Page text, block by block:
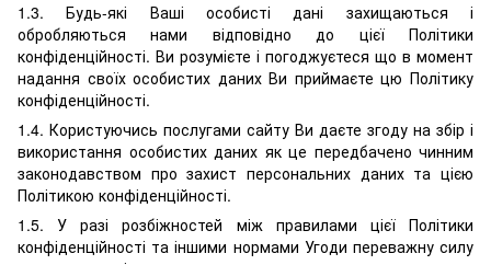
1.3. Будь-які Ваші особисті дані захищаються і
обробляються нами відповідно до цієї Політики
конфіденційності. Ви розумієте і погоджуєтеся що в момент
надання своїх особистих даних Ви приймаєте цю Політику
конфіденційності.
1.4. Користуючись послугами сайту Ви даєте згоду на збір і
використання особистих даних як це передбачено чинним
законодавством про захист персональних даних та цією
Політикою конфіденційності.
1.5. У разі розбіжностей між правилами цієї Політики
конфіденційності та іншими нормами Угоди переважну силу